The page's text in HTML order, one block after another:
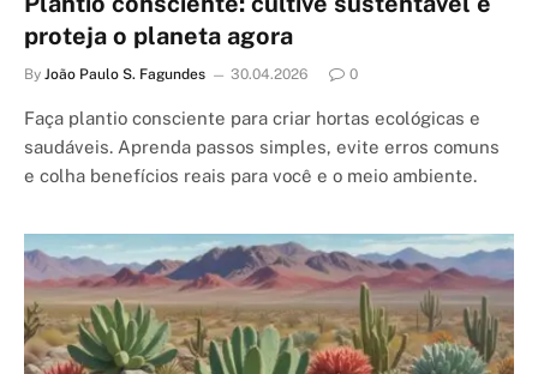
proteja o planeta agora
By João Paulo S. Fagundes 30.04.2026 0
Faça plantio consciente para criar hortas ecológicas e
saudáveis. Aprenda passos simples, evite erros comuns
e colha benefícios reais para você e o meio ambiente.